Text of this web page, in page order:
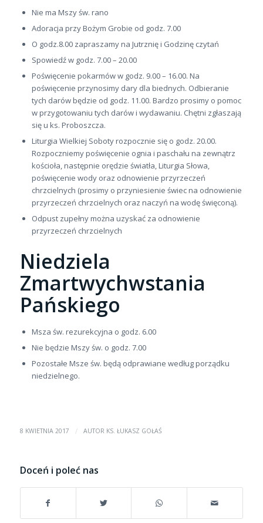
Nie ma Mszy św. rano
Adoracja przy Bożym Grobie od godz. 7.00
O godz.8.00 zapraszamy na Jutrznię i Godzinę czytań
Spowiedź w godz. 7.00 – 20.00
Poświęcenie pokarmów w godz. 9.00 – 16.00. Na
poświęcenie przynosimy dary dla biednych. Odbieranie
tych darów będzie od godz. 11.00. Bardzo prosimy o pomoc
w przygotowaniu tych darów i wydawaniu. Chętni zgłaszają
się u ks. Proboszcza.
Liturgia Wielkiej Soboty rozpocznie się o godz. 20.00.
Rozpoczniemy poświęcenie ognia i paschału na zewnątrz
kościoła, następnie orędzie światła, Liturgia Słowa,
poświęcenie wody oraz odnowienie przyrzeczeń
chrzcielnych (prosimy o przyniesienie świec na odnowienie
przyrzeczeń chrzcielnych oraz naczyń na wodę święconą).
Odpust zupełny można uzyskać za odnowienie
przyrzeczeń chrzcielnych
Niedziela
Zmartwychwstania
Pańskiego
Msza św. rezurekcyjna o godz. 6.00
Nie będzie Mszy św. o godz. 7.00
Pozostałe Msze św. będą odprawiane według porządku
niedzielnego.
8 KWIETNIA 2017 / AUTOR KS. ŁUKASZ GOŁAŚ
Doceń i poleć nas